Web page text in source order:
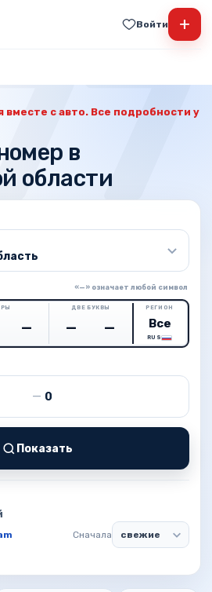
Войти +
с авто. Все подробности у
в
области
«—» означает любой символ
ДВЕ БУКВЫ РЕГИОН
RUS
— Цена до
Показать
Сначала